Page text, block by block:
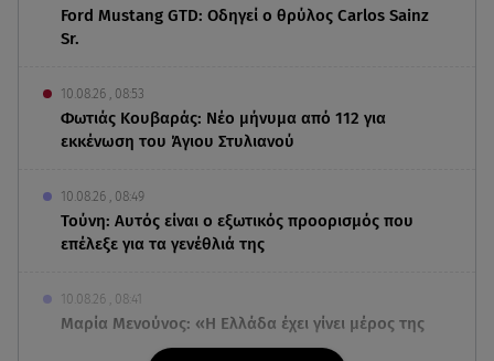
Ford Mustang GTD: Οδηγεί ο θρύλος Carlos Sainz
Sr.
10.08.26 , 08:53
Φωτιάς Κουβαράς: Νέο μήνυμα από 112 για
εκκένωση του Άγιου Στυλιανού
10.08.26 , 08:49
Τούνη: Αυτός είναι ο εξωτικός προορισμός που
επέλεξε για τα γενέθλιά της
10.08.26 , 08:41
Μαρία Μενούνος: «Η Ελλάδα έχει γίνει μέρος της
θεραπείας μου»